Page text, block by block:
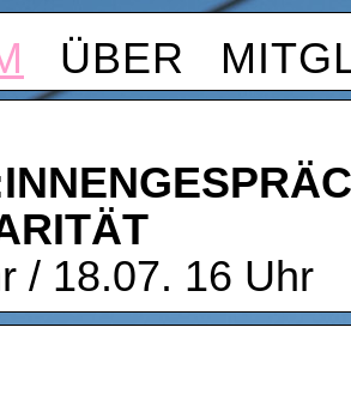
ÜBER
/ 18.07. 16 Uhr